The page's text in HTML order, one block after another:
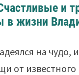
и
в жизни
на чудо,
от